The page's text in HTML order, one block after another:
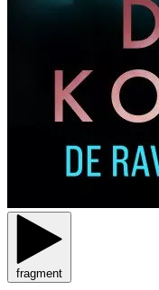
fragment